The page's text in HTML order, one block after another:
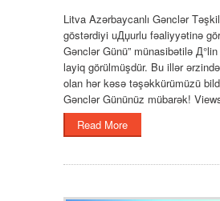
Litva Azərbaycanlı Gənclər
göstərdiyi uДџurlu fəaliyyətinə
Gənclər Günü” münasibətilə Д°lin
layiq görülmüşdür. Bu illər
olan hər kəsə təşəkkürümüzü
Gənclər Gününüz mübarək!
Read More